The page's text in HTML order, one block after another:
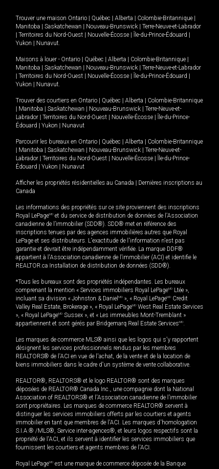
Trouver une maison Ontario Québec Alberta Colombie-Britannique
Manitoba
Saskatchewan Nouveau-Brunswick
Terre-Neuve-et-Labrador
Territoires du Nord-Ouest Nouvelle-Écosse Île-du-Prince-Édouard
Yukon
Nunavut.
Maisons à louer - Ontario Québec Alberta Colombie-Britannique
Manitoba
Saskatchewan Nouveau-Brunswick
Terre-Neuve-et-Labrador
Territoires du Nord-Ouest Nouvelle-Écosse Île-du-Prince-Édouard
Yukon
Nunavut.
Trouver des courtiers en Ontario Québec Alberta
Colombie-Britannique
Manitoba Saskatchewan Nouveau-Brunswick
Terre-Neuve-et-
Labrador
Territoires du Nord-Ouest Nouvelle-Écosse
Île-du-Prince-
Édouard
Yukon Nunavut
Parcourir les bureaux en Ontario Québec Alberta
Colombie-Britannique
Manitoba Saskatchewan Nouveau-Brunswick
Terre-Neuve-et-
Labrador
Territoires du Nord-Ouest Nouvelle-Écosse
Île-du-Prince-
Édouard
Yukon Nunavut
Afficher les propriétés résidentielles au Canada
Dernières inscriptions au
Canada
Les informations des propriétés sur ce site proviennent des inscriptions
Royal LePageMD et du service de distribution de données de l'Association
canadienne de l’immobilier (SDD®). SDD® met en référence des
inscriptions tenues par des agences immobilières autres que Royal
LePage et ses distributeurs. L'exactitude de l'information n'est pas
garantie et devrait être indépendamment vérifiée. La marque DDF®
appartient à l'Association canadienne de l’immobilier (ACI) et identifie le
REALTOR.ca Installation de distribution de données (SDD®).
*Tous les bureaux sont des propriétés indépendantes. Les bureaux
comprenant la mention « Services immobiliers Royal LePageMD Ltée »,
incluant sa division « Johnston & Daniel MD », « Royal LePageMD Credit
Valley Real Estate, Brokerage », « Royal LePageMD West Real Estate Services
», « Royal LePageMD Sussex », et « Les immeubles Mont-Tremblant »
appartiennent et sont gérés par Bridgemarq Real Estate ServicesMD.
Les marques de commerce MLS® ainsi que les logos qui s'y rapportent
désignent les services professionnels rendus par les membres
REALTORS® de l'ACI en vue de l'achat, de la vente et de la location de
biens immobiliers dans le cadre d'un système de vente collaborative.
REALTOR®, REALTORS® et le logo REALTOR® sont des marques
déposées de REALTOR® Canada Inc., une compagnie dont la National
Association of REALTORS® et l'Association canadienne de l’immobilier
sont propriétaires. Les marques de commerce REALTOR® servent à
distinguer les services immobiliers offerts par les courtiers et agents
immobilier en tant que membres de l'ACI. Les marques d'homologation
S.I.A.® /MLS®, Service inter-agences®, et leurs logos respectifs sont la
propriété de l'ACI, et ils servent à identifier les services immobiliers que
fournissent les courtiers et agents membres de l'ACI.
Royal LePageMD est une marque de commerce déposée de la Banque